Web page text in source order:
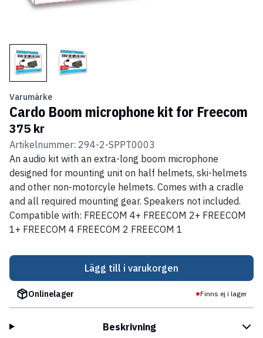
Varumärke
Cardo Boom microphone kit for Freecom
375 kr
Artikelnummer: 294-2-SPPT0003
An audio kit with an extra-long boom microphone
designed for mounting unit on half helmets, ski-helmets
and other non-motorcyle helmets. Comes with a cradle
and all required mounting gear. Speakers not included.
Compatible with: FREECOM 4+ FREECOM 2+ FREECOM
1+ FREECOM 4 FREECOM 2 FREECOM 1
Lägg till i varukorgen
Onlinelager Finns ej i lager
Beskrivning